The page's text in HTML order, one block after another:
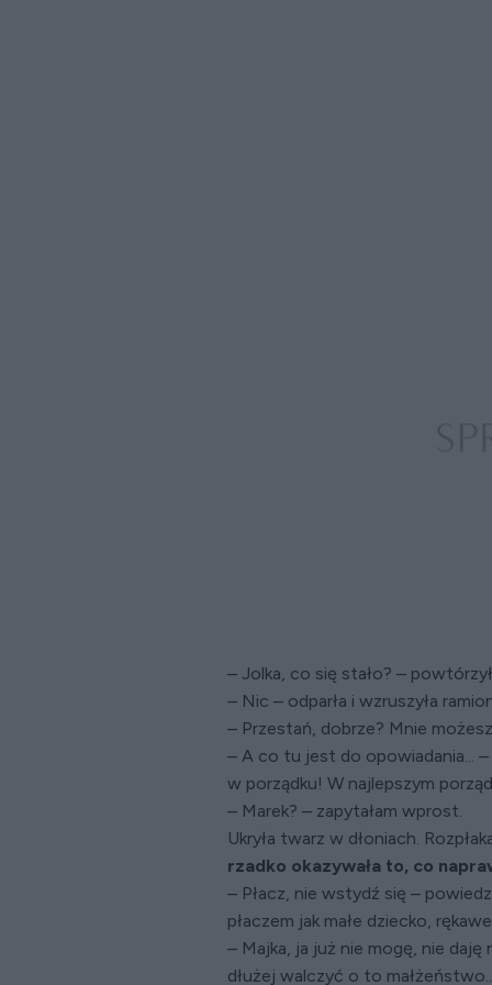
– Jolka, co się stało? –
– Nic – odparła i wzruszyła
– Przestań, dobrze? Mnie
– A co tu jest do opowiadania...
w porządku! W najlepszym
– Marek? – zapytałam wprost.
Ukryła twarz w dłoniach.
rzadko okazywała to, co
– Płacz, nie wstydź się –
płaczem jak małe dziecko,
– Majka, ja już nie mogę, nie daję
dłużej walczyć o to